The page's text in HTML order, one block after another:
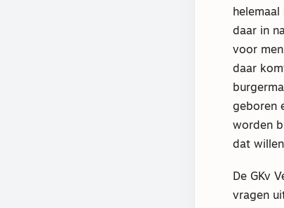
daar in
voor
daar
geboren
worden
dat
De GKv
vragen